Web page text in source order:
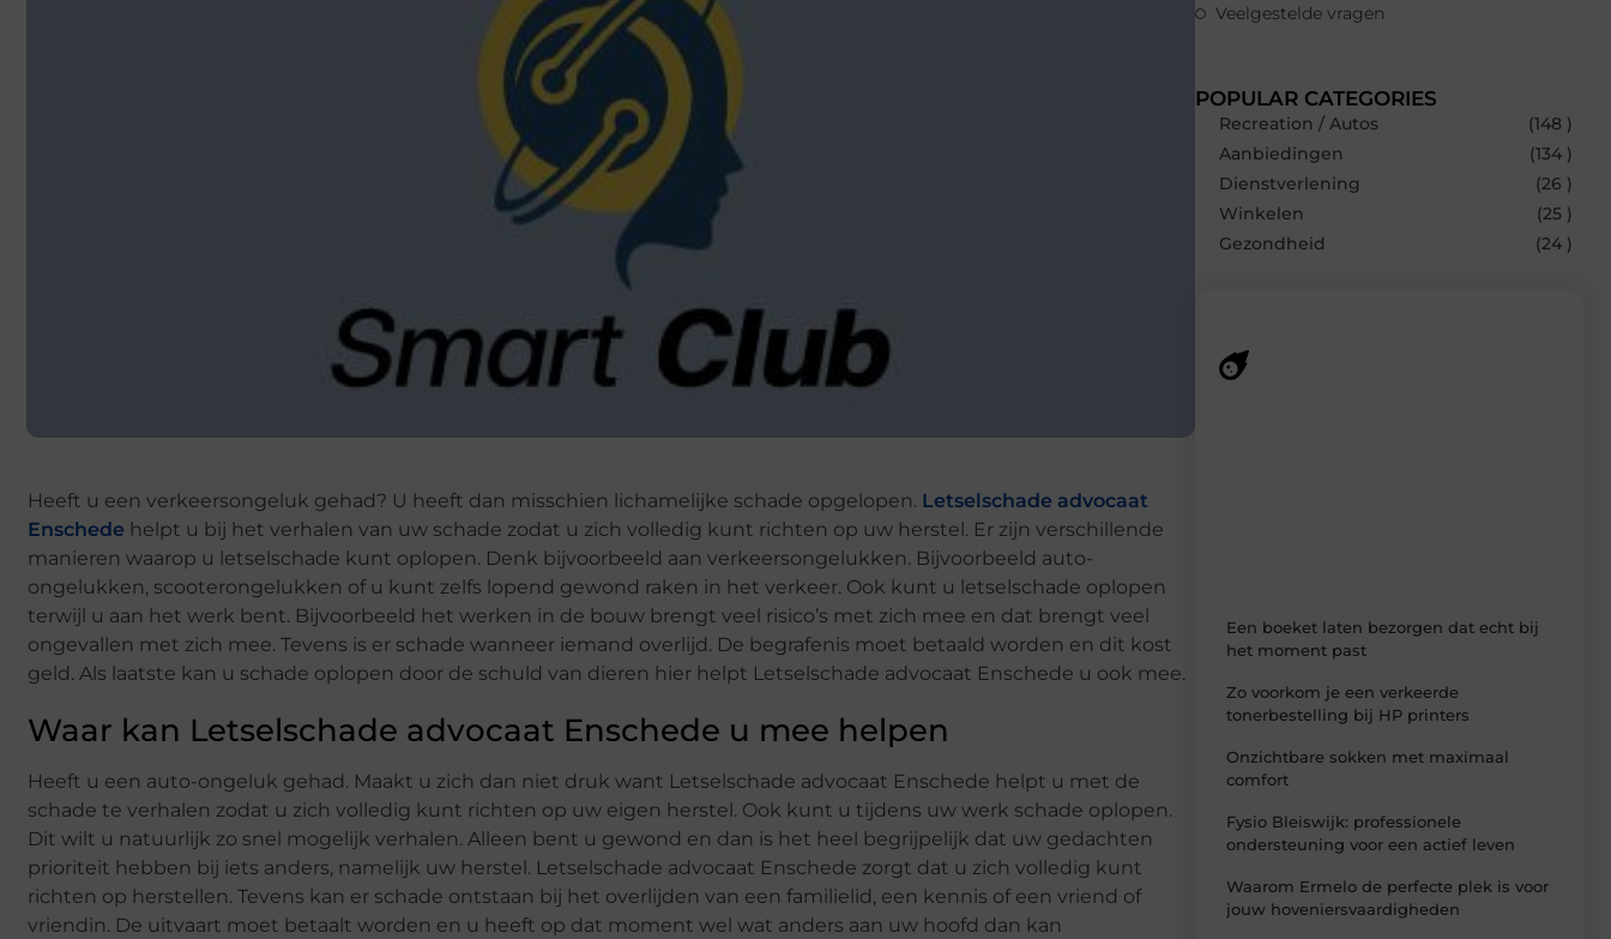
Heeft u een verkeersongeluk gehad? U heeft dan misschien lichamelijke schade opgelopen. Letselschade advocaat
Enschede helpt u bij het verhalen van uw schade zodat u zich volledig kunt richten op uw herstel. Er zijn verschillende
manieren waarop u letselschade kunt oplopen. Denk bijvoorbeeld aan verkeersongelukken. Bijvoorbeeld auto-
ongelukken, scooterongelukken of u kunt zelfs lopend gewond raken in het verkeer. Ook kunt u letselschade oplopen
terwijl u aan het werk bent. Bijvoorbeeld het werken in de bouw brengt veel risico’s met zich mee en dat brengt veel
ongevallen met zich mee. Tevens is er schade wanneer iemand overlijd. De begrafenis moet betaald worden en dit kost
geld. Als laatste kan u schade oplopen door de schuld van dieren hier helpt Letselschade advocaat Enschede u ook mee.
Waar kan Letselschade advocaat Enschede u mee helpen
Heeft u een auto-ongeluk gehad. Maakt u zich dan niet druk want Letselschade advocaat Enschede helpt u met de
schade te verhalen zodat u zich volledig kunt richten op uw eigen herstel. Ook kunt u tijdens uw werk schade oplopen.
Dit wilt u natuurlijk zo snel mogelijk verhalen. Alleen bent u gewond en dan is het heel begrijpelijk dat uw gedachten
prioriteit hebben bij iets anders, namelijk uw herstel. Letselschade advocaat Enschede zorgt dat u zich volledig kunt
richten op herstellen. Tevens kan er schade ontstaan bij het overlijden van een familielid, een kennis of een vriend of
vriendin. De uitvaart moet betaalt worden en u heeft op dat moment wel wat anders aan uw hoofd dan kan
Veelgestelde vragen
POPULAR CATEGORIES
Recreation / Autos
(148 )
Aanbiedingen
(134 )
Dienstverlening
(26 )
Winkelen
(25 )
Gezondheid
(24 )
Een boeket laten bezorgen dat echt bij
het moment past
Zo voorkom je een verkeerde
tonerbestelling bij HP printers
Onzichtbare sokken met maximaal
comfort
Fysio Bleiswijk: professionele
ondersteuning voor een actief leven
Waarom Ermelo de perfecte plek is voor
jouw hoveniersvaardigheden